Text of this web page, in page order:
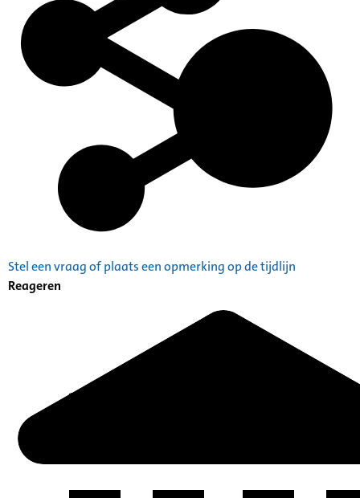
Stel een vraag of plaats een opmerking op de tijdlijn
Reageren